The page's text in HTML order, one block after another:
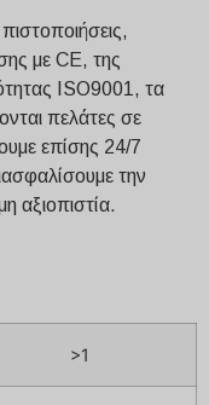
με CE, της
ISO9001, τα
πελάτες σε
επίσης 24/7
την
αξιοπιστία.
>1